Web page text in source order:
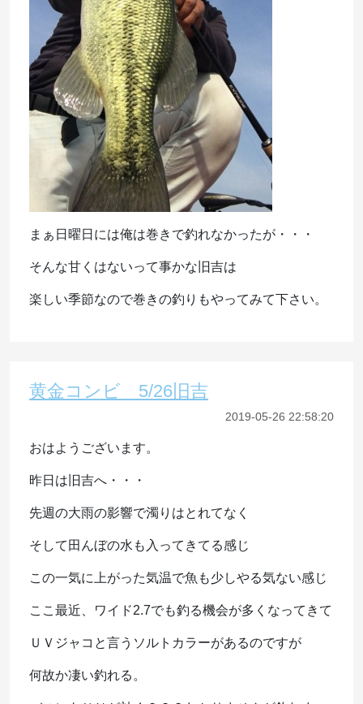
まぁ日曜日には俺は巻きで釣れなかったが・・・
そんな甘くはないって事かな旧吉は
楽しい季節なので巻きの釣りもやってみて下さい。
黄金コンビ 5/26旧吉
2019-05-26 22:58:20
おはようございます。
昨日は旧吉へ・・・
先週の大雨の影響で濁りはとれてなく
そして田んぼの水も入ってきてる感じ
この一気に上がった気温で魚も少しやる気ない感じ
ここ最近、ワイド2.7でも釣る機会が多くなってきて
ＵＶジャコと言うソルトカラーがあるのですが
何故か凄い釣れる。